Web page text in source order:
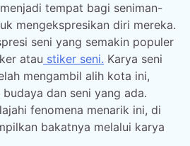
tempat bagi seniman-
mengekspresikan diri mereka.
seni yang semakin populer
atau stiker seni. Karya seni
mengambil alih kota ini,
dan seni yang ada.
fenomena menarik ini, di
bakatnya melalui karya